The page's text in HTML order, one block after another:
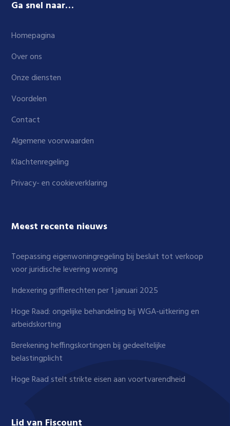
Ga snel naar…
Homepagina
Over ons
Onze diensten
Voordelen
Contact
Algemene voorwaarden
Klachtenregeling
Privacy- en cookieverklaring
Meest recente nieuws
Toepassing eigenwoningregeling bij besluit tot verkoop
voor juridische levering woning
Indexering griffierechten per 1 januari 2025
Hoge Raad: ongelijke behandeling bij WGA-uitkering en
arbeidskorting
Berekening heffingskortingen bij gedeeltelijke
belastingplicht
Hoge Raad stelt strikte eisen aan voortvarendheid